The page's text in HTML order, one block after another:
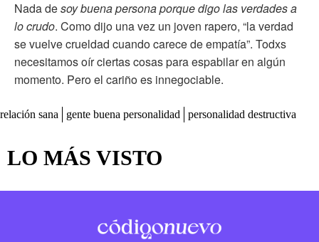
Nada desoy buena persona porque digo las verdades a
lo crudo. Como dijo una vez un joven rapero, “la verdad
se vuelve crueldad cuando carece de empatía”. Todxs
necesitamos oír ciertas cosas para espabilar en algún
momento. Pero el cariño es innegociable.
relación sana gente buena personalidad personalidad destructiva
LO MÁS VISTO